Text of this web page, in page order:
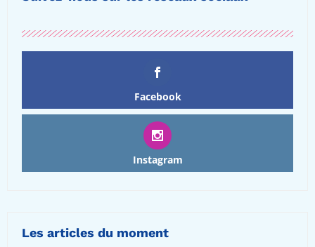
Facebook
Instagram
Les articles du moment